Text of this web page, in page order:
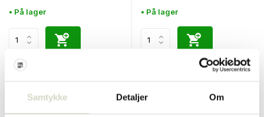
Samtykke Detaljer Om
• På lager • På lager